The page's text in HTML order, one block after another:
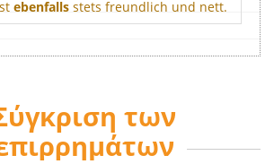
ebenfalls stets freundlich und nett.
των